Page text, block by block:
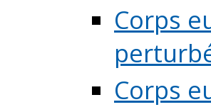
Corps
Corps